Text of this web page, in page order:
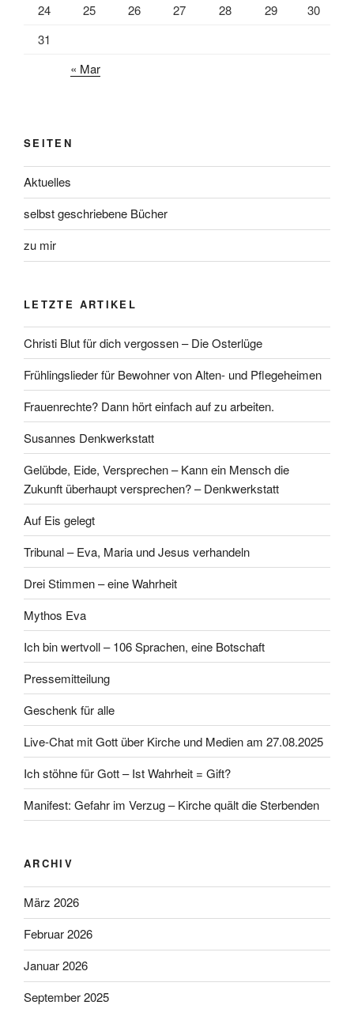
24
25 26 27 28 29
30
31
« Mar
SEITEN
Aktuelles
selbst geschriebene Bücher
zu mir
LETZTE ARTIKEL
Christi Blut für dich vergossen – Die Osterlüge
Frühlingslieder für Bewohner von Alten- und Pflegeheimen
Frauenrechte? Dann hört einfach auf zu arbeiten.
Susannes Denkwerkstatt
Gelübde, Eide, Versprechen – Kann ein Mensch die
Zukunft überhaupt versprechen? – Denkwerkstatt
Auf Eis gelegt
Tribunal – Eva, Maria und Jesus verhandeln
Drei Stimmen – eine Wahrheit
Mythos Eva
Ich bin wertvoll – 106 Sprachen, eine Botschaft
Pressemitteilung
Geschenk für alle
Live-Chat mit Gott über Kirche und Medien am 27.08.2025
Ich stöhne für Gott – Ist Wahrheit = Gift?
Manifest: Gefahr im Verzug – Kirche quält die Sterbenden
ARCHIV
März 2026
Februar 2026
Januar 2026
September 2025